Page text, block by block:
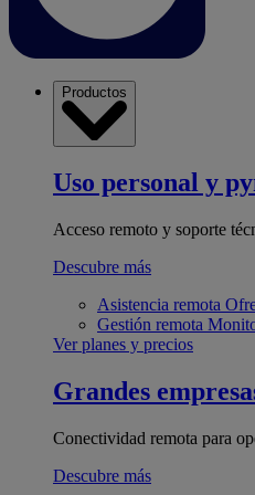
Productos
Uso personal y
Acceso remoto y soporte
Descubre más
Asistencia remota
Gestión remota
Ver planes y precios
Grandes
Conectividad remota para
Descubre más